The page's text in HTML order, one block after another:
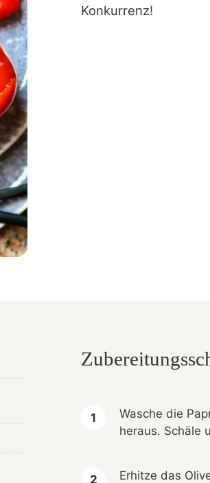
Konkurrenz!
Wasche die
heraus. Schäle
Erhitze das